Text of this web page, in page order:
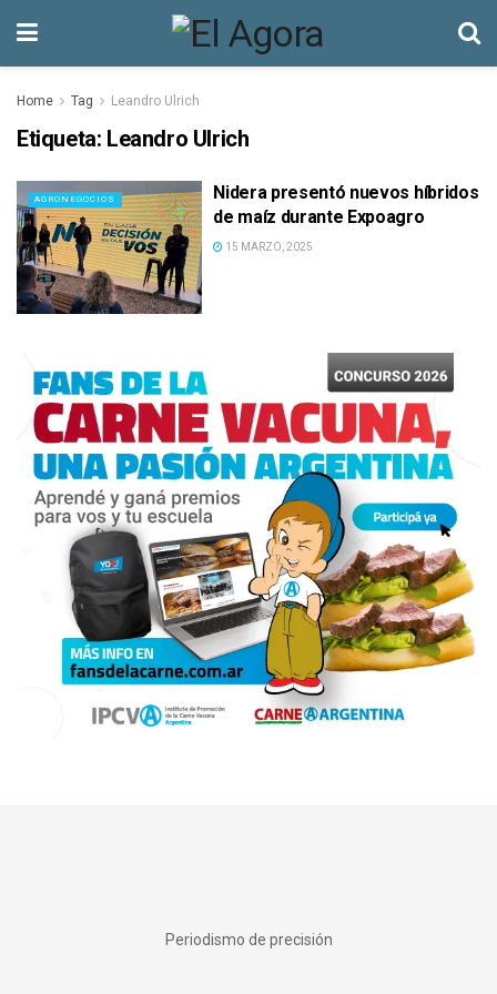
Home Tag Leandro Ulrich
Etiqueta: Leandro Ulrich
AGRONEGOCIOS
Nidera presentó nuevos híbridos
de maíz durante Expoagro
15 MARZO, 2025
Periodismo de precisión